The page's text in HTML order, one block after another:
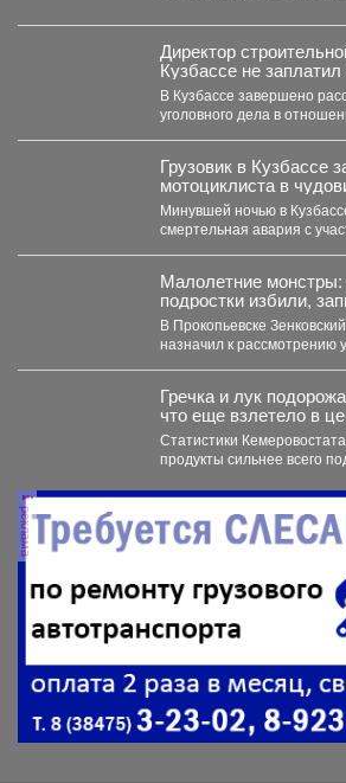
Директор
Кузбассе не
деньги
В Кузбассе завершено
уголовного дела в
Грузовик в Кузбассе
мотоциклиста в
Минувшей ночью в
смертельная авария с
Малолетние монстры:
подростки избили,
и похитили 10-
В Прокопьевске
назначил к рассмотрению
Гречка и лук
что еще взлетело в
Статистики
продукты сильнее всего
реклама